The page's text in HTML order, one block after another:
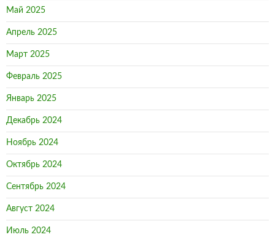
Май 2025
Апрель 2025
Март 2025
Февраль 2025
Январь 2025
Декабрь 2024
Ноябрь 2024
Октябрь 2024
Сентябрь 2024
Август 2024
Июль 2024